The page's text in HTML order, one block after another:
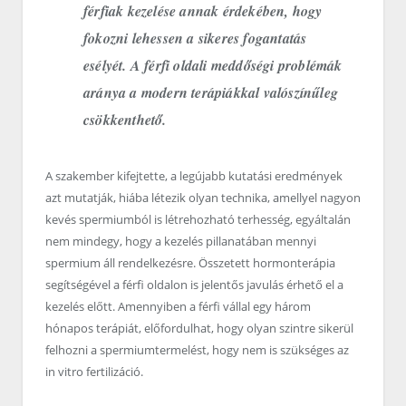
férfiak kezelése annak érdekében, hogy
fokozni lehessen a sikeres fogantatás
esélyét. A férfi oldali meddőségi problémák
aránya a modern terápiákkal valószínűleg
csökkenthető.
A szakember kifejtette, a legújabb kutatási eredmények
azt mutatják, hiába létezik olyan technika, amellyel nagyon
kevés spermiumból is létrehozható terhesség, egyáltalán
nem mindegy, hogy a kezelés pillanatában mennyi
spermium áll rendelkezésre. Összetett hormonterápia
segítségével a férfi oldalon is jelentős javulás érhető el a
kezelés előtt. Amennyiben a férfi vállal egy három
hónapos terápiát, előfordulhat, hogy olyan szintre sikerül
felhozni a spermiumtermelést, hogy nem is szükséges az
in vitro fertilizáció.